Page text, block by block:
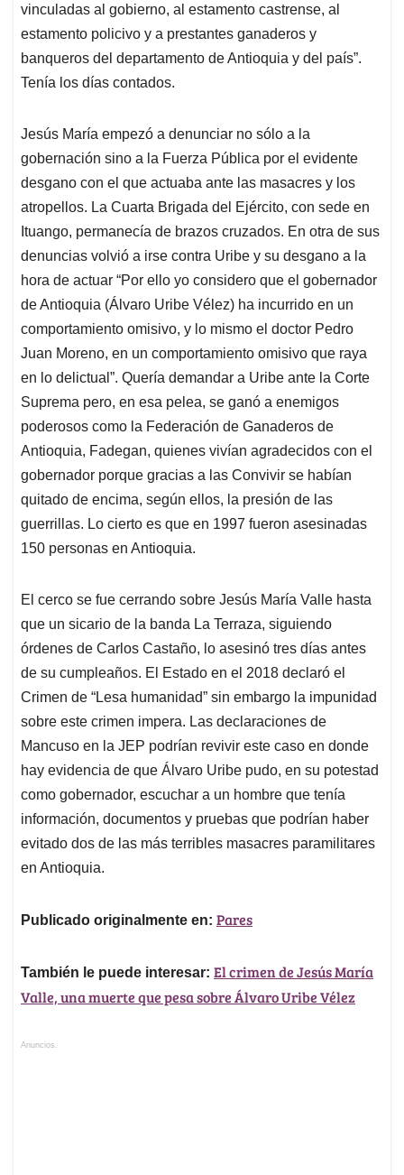
vinculadas al gobierno, al estamento castrense, al
estamento policivo y a prestantes ganaderos y
banqueros del departamento de Antioquia y del país”.
Tenía los días contados.
Jesús María empezó a denunciar no sólo a la
gobernación sino a la Fuerza Pública por el evidente
desgano con el que actuaba ante las masacres y los
atropellos. La Cuarta Brigada del Ejército, con sede en
Ituango, permanecía de brazos cruzados. En otra de sus
denuncias volvió a irse contra Uribe y su desgano a la
hora de actuar “Por ello yo considero que el gobernador
de Antioquia (Álvaro Uribe Vélez) ha incurrido en un
comportamiento omisivo, y lo mismo el doctor Pedro
Juan Moreno, en un comportamiento omisivo que raya
en lo delictual”. Quería demandar a Uribe ante la Corte
Suprema pero, en esa pelea, se ganó a enemigos
poderosos como la Federación de Ganaderos de
Antioquia, Fadegan, quienes vivían agradecidos con el
gobernador porque gracias a las Convivir se habían
quitado de encima, según ellos, la presión de las
guerrillas. Lo cierto es que en 1997 fueron asesinadas
150 personas en Antioquia.
El cerco se fue cerrando sobre Jesús María Valle hasta
que un sicario de la banda La Terraza, siguiendo
órdenes de Carlos Castaño, lo asesinó tres días antes
de su cumpleaños. El Estado en el 2018 declaró el
Crimen de “Lesa humanidad” sin embargo la impunidad
sobre este crimen impera. Las declaraciones de
Mancuso en la JEP podrían revivir este caso en donde
hay evidencia de que Álvaro Uribe pudo, en su potestad
como gobernador, escuchar a un hombre que tenía
información, documentos y pruebas que podrían haber
evitado dos de las más terribles masacres paramilitares
en Antioquia.
Publicado originalmente en: Pares
También le puede interesar: El crimen de Jesús María
Valle, una muerte que pesa sobre Álvaro Uribe Vélez
Anuncios.